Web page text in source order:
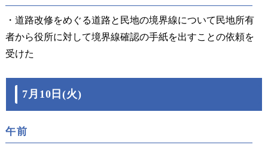
・道路改修をめぐる道路と民地の境界線について民地所有
者から役所に対して境界線確認の手紙を出すことの依頼を
受けた
7月10日(火)
午前